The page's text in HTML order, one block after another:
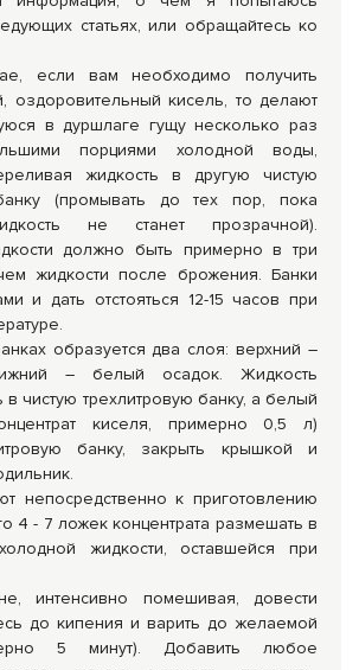
статьях, или обращайтесь ко
если вам необходимо получить
оздоровительный кисель, то делают
в дуршлаге гущу несколько раз
порциями холодной воды,
жидкость в другую чистую
(промывать до тех пор, пока
не станет прозрачной).
должно быть примерно в три
жидкости после брожения. Банки
и дать отстояться 12-15 часов при
образуется два слоя: верхний –
– белый осадок. Жидкость
в чистую трехлитровую банку, а белый
киселя, примерно 0,5 л)
банку, закрыть крышкой и
непосредственно к приготовлению
4 - 7 ложек концентрата размешать в
жидкости, оставшейся при
интенсивно помешивая, довести
до кипения и варить до желаемой
5 минут). Добавить любое